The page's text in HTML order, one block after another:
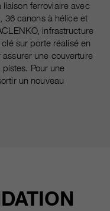
ferroviaire avec
36 canons à hélice et
infrastructure
sur porte réalisé en
une couverture
Pour une
un nouveau